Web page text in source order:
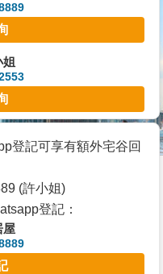
姐
登記可享有額外宅谷回
(許小姐)
登記：
屋